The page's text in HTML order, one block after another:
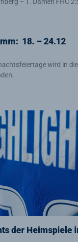
18. – 24.12
wird in
der Heimspiele